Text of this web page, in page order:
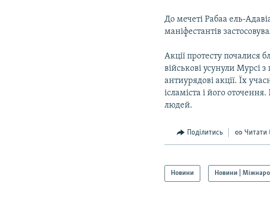
До мечеті Рабаа ель-
маніфестантів
Акції протесту почалися
військові усунули Мурсі
антиурядові акції. Їх
ісламіста і його
людей.
Поділитись Читати
Новини Новини |